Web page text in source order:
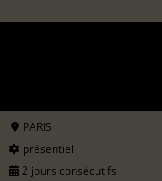
PARIS
présentiel
2 jours consécutifs